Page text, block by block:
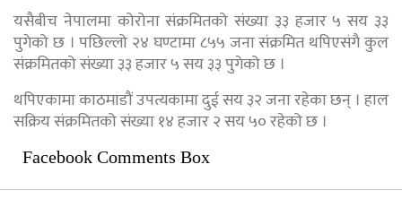
यसैबीच नेपालमा कोरोना संक्रमितको संख्या ३३ हजार ५ सय ३३
पुगेको छ । पछिल्लो २४ घण्टामा ८५५ जना संक्रमित थपिएसंगै कुल
संक्रमितको संख्या ३३ हजार ५ सय ३३ पुगेको छ ।
थपिएकामा काठमाडौं उपत्यकामा दुई सय ३२ जना रहेका छन् । हाल
सक्रिय संक्रमितको संख्या १४ हजार २ सय ५० रहेको छ ।
Facebook Comments Box